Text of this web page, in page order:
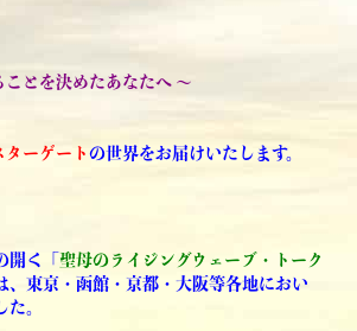
ことを決めたあなたへ ～
ターゲート の世界をお届けいたします。
開く「 聖母のライジングウェーブ・トーク
、東京・函館・京都・大阪等各地におい
。